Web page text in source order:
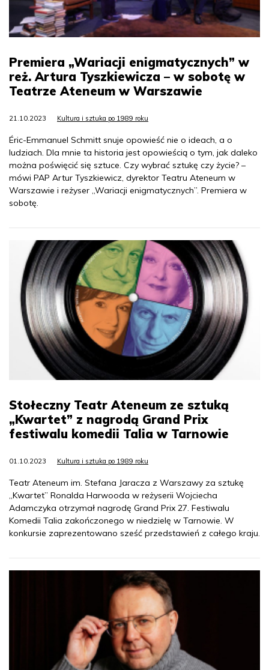
Premiera „Wariacji enigmatycznych” w
reż. Artura Tyszkiewicza – w sobotę w
Teatrze Ateneum w Warszawie
21.10.2023 Kultura i sztuka po 1989 roku
Éric-Emmanuel Schmitt snuje opowieść nie o ideach, a o
ludziach. Dla mnie ta historia jest opowieścią o tym, jak daleko
można poświęcić się sztuce. Czy wybrać sztukę czy życie? –
mówi PAP Artur Tyszkiewicz, dyrektor Teatru Ateneum w
Warszawie i reżyser „Wariacji enigmatycznych”. Premiera w
sobotę.
Stołeczny Teatr Ateneum ze sztuką
„Kwartet” z nagrodą Grand Prix
festiwalu komedii Talia w Tarnowie
01.10.2023 Kultura i sztuka po 1989 roku
Teatr Ateneum im. Stefana Jaracza z Warszawy za sztukę
„Kwartet” Ronalda Harwooda w reżyserii Wojciecha
Adamczyka otrzymał nagrodę Grand Prix 27. Festiwalu
Komedii Talia zakończonego w niedzielę w Tarnowie. W
konkursie zaprezentowano sześć przedstawień z całego kraju.